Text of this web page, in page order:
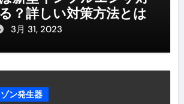
？詳しい対策方法とは
3月 31, 2023
ン発生器